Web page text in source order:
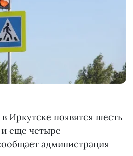
Иркутске появятся шесть
еще четыре
администрация